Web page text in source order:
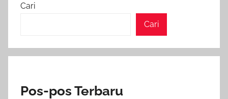
Cari
Cari
Pos-pos Terbaru